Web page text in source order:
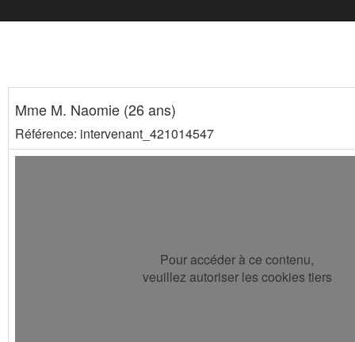
Mme M. Naomie (26 ans)
Référence: intervenant_421014547
Pour accéder à ce contenu,
veuillez autoriser les cookies tiers